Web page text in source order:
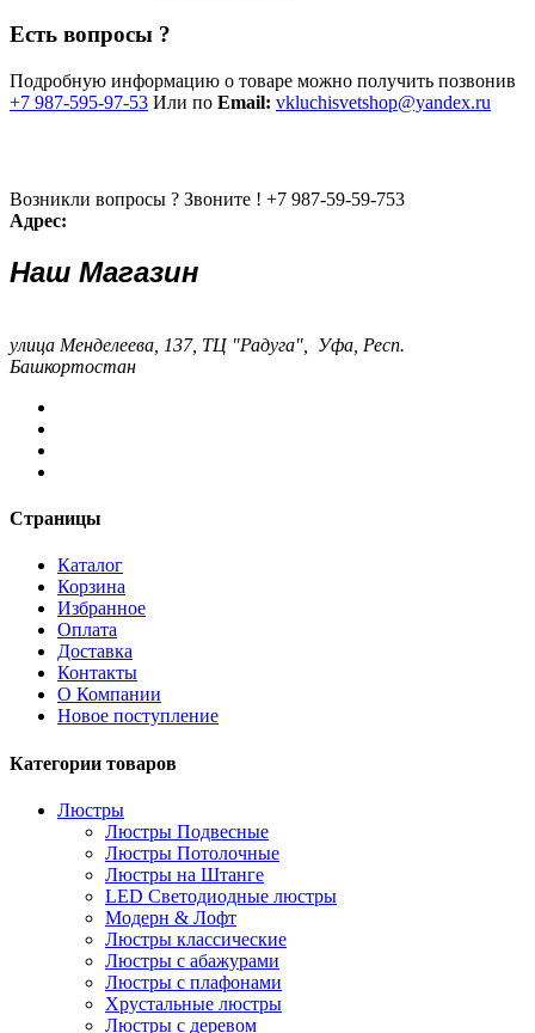
Есть вопросы ?
Подробную информацию о товаре можно получить позвонив
+7 987-595-97-53 Или по Email: vkluchisvetshop@yandex.ru
Возникли вопросы ? Звоните ! +7 987-59-59-753
Адрес:
Наш Магазин
улица Менделеева, 137, ТЦ "Радуга", Уфа, Респ.
Башкортостан
Страницы
Каталог
Корзина
Избранное
Оплата
Доставка
Контакты
О Компании
Новое поступление
Категории товаров
Люстры
Люстры Подвесные
Люстры Потолочные
Люстры на Штанге
LED Светодиодные люстры
Модерн & Лофт
Люстры классические
Люстры с абажурами
Люстры с плафонами
Хрустальные люстры
Люстры с деревом